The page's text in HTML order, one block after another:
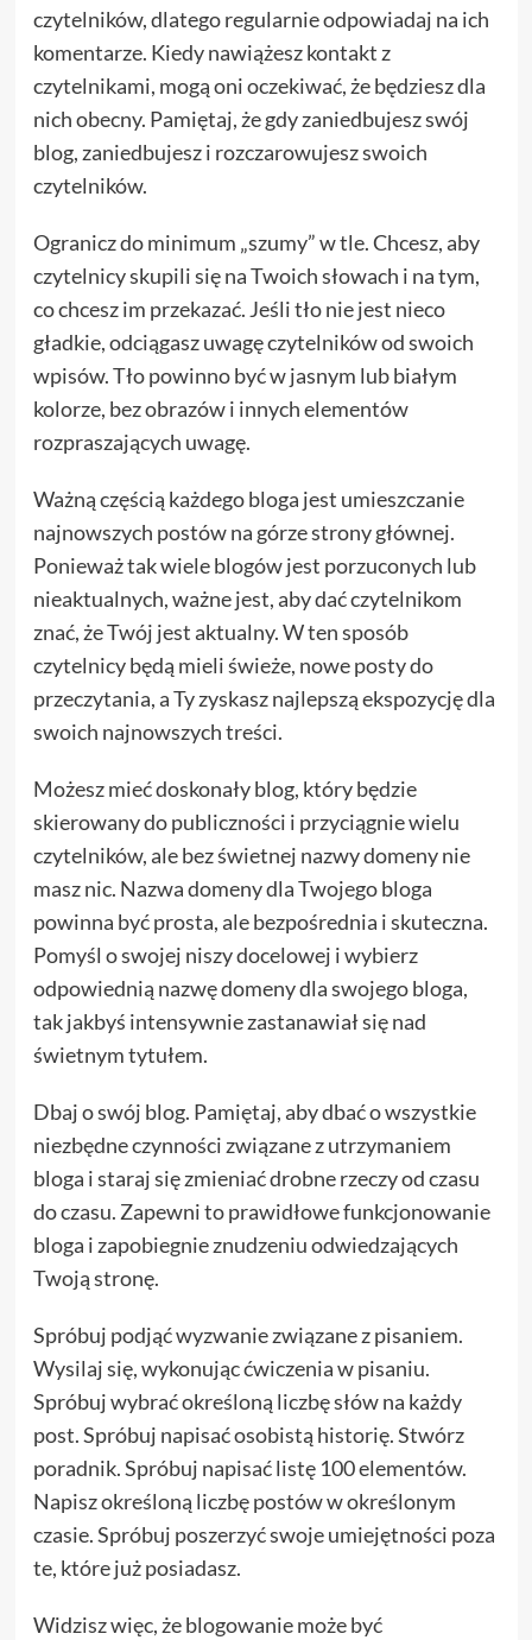
czytelników, dlatego regularnie odpowiadaj na ich
komentarze. Kiedy nawiążesz kontakt z
czytelnikami, mogą oni oczekiwać, że będziesz dla
nich obecny. Pamiętaj, że gdy zaniedbujesz swój
blog, zaniedbujesz i rozczarowujesz swoich
czytelników.
Ogranicz do minimum „szumy” w tle. Chcesz, aby
czytelnicy skupili się na Twoich słowach i na tym,
co chcesz im przekazać. Jeśli tło nie jest nieco
gładkie, odciągasz uwagę czytelników od swoich
wpisów. Tło powinno być w jasnym lub białym
kolorze, bez obrazów i innych elementów
rozpraszających uwagę.
Ważną częścią każdego bloga jest umieszczanie
najnowszych postów na górze strony głównej.
Ponieważ tak wiele blogów jest porzuconych lub
nieaktualnych, ważne jest, aby dać czytelnikom
znać, że Twój jest aktualny. W ten sposób
czytelnicy będą mieli świeże, nowe posty do
przeczytania, a Ty zyskasz najlepszą ekspozycję dla
swoich najnowszych treści.
Możesz mieć doskonały blog, który będzie
skierowany do publiczności i przyciągnie wielu
czytelników, ale bez świetnej nazwy domeny nie
masz nic. Nazwa domeny dla Twojego bloga
powinna być prosta, ale bezpośrednia i skuteczna.
Pomyśl o swojej niszy docelowej i wybierz
odpowiednią nazwę domeny dla swojego bloga,
tak jakbyś intensywnie zastanawiał się nad
świetnym tytułem.
Dbaj o swój blog. Pamiętaj, aby dbać o wszystkie
niezbędne czynności związane z utrzymaniem
bloga i staraj się zmieniać drobne rzeczy od czasu
do czasu. Zapewni to prawidłowe funkcjonowanie
bloga i zapobiegnie znudzeniu odwiedzających
Twoją stronę.
Spróbuj podjąć wyzwanie związane z pisaniem.
Wysilaj się, wykonując ćwiczenia w pisaniu.
Spróbuj wybrać określoną liczbę słów na każdy
post. Spróbuj napisać osobistą historię. Stwórz
poradnik. Spróbuj napisać listę 100 elementów.
Napisz określoną liczbę postów w określonym
czasie. Spróbuj poszerzyć swoje umiejętności poza
te, które już posiadasz.
Widzisz więc, że blogowanie może być